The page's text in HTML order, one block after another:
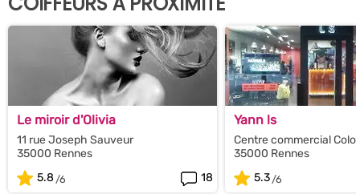
Le miroir d'Olivia
11 rue Joseph Sauveur
35000 Rennes
5.8
18
Yann ls
Centre commercial
35000 Rennes
5.3